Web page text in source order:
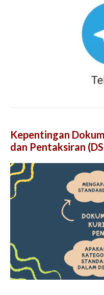
Kepentingan
dan Pentaksiran